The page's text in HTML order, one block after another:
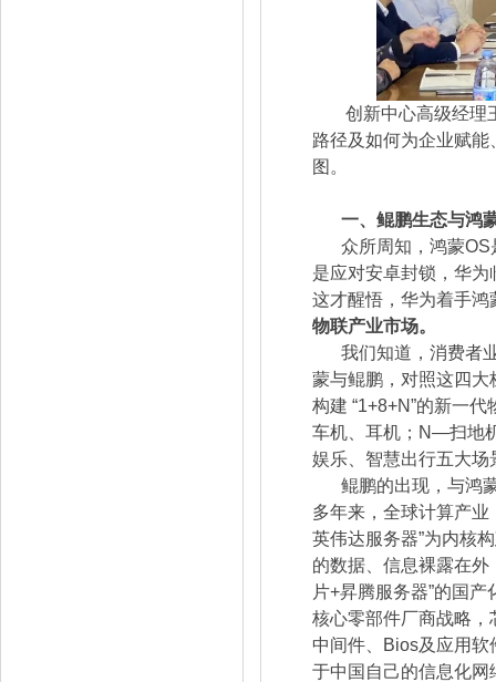
创新中心高级经理
路径及如何为企业赋
图。
一、鲲鹏生态与鸿
众所周知，鸿蒙OS
是应对安卓封锁，华
这才醒悟，华为着手
物联产业市场。
我们知道，消费者
蒙与鲲鹏，对照这四
构建 “1+8+N”的新一
车机、耳机；N—扫地
娱乐、智慧出行五大场
鲲鹏的出现，与鸿
多年来，全球计算产
英伟达服务器”为内核
的数据、信息裸露在
片+昇腾服务器”的国
核心零部件厂商战略
中间件、Bios及应用
于中国自己的信息化